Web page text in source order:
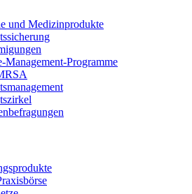
und Medizinprodukte
Management-Programme